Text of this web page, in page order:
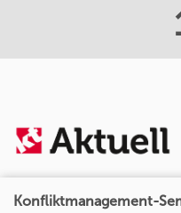
Konfliktmanagement-